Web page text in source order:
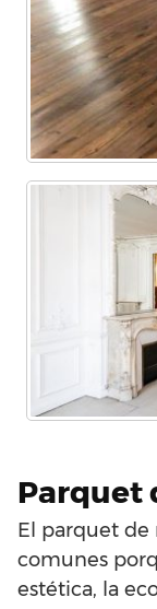
Parquet
El parquet de
comunes
estética, la